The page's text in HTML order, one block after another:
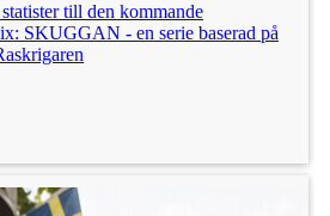
till den kommande
SKUGGAN - en serie baserad på